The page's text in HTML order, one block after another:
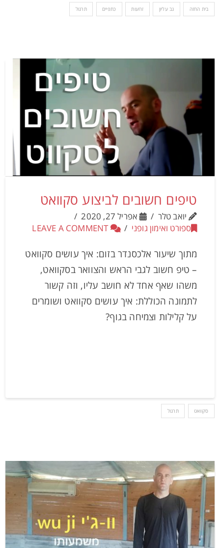
בית החזה גב עליון זרועות כתפיים תרגול
טיפים חשובים לביצוע סקוואט
יואב טלר
אפריל 27, 2020
ספורט ואימון גופני
LEAVE A COMMENT
מתוך שיעור אלכסנדר בזום: איך עושים סקוואט
– טיפ חשוב לגבי הראש והצוואר בסקוואט,
משהו שאף אחד לא חושב עליו, וזה קשור
לתמונה הכוללת: איך עושים סקוואט ושומרים
על קלילות וצמיחה בגוף?
סקוואט תרגול